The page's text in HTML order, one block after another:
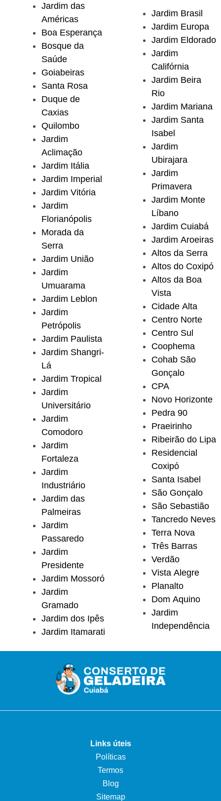
Jardim das
Américas
Boa Esperança
Bosque da
Saúde
Goiabeiras
Santa Rosa
Duque de
Caxias
Quilombo
Jardim
Aclimação
Jardim Itália
Jardim Imperial
Jardim Vitória
Jardim
Florianópolis
Morada da
Serra
Jardim União
Jardim
Umuarama
Jardim Leblon
Jardim
Petrópolis
Jardim Paulista
Jardim Shangri-
Lá
Jardim Tropical
Jardim
Universitário
Jardim
Comodoro
Jardim
Fortaleza
Jardim
Industriário
Jardim das
Palmeiras
Jardim
Passaredo
Jardim
Presidente
Jardim Mossoró
Jardim
Gramado
Jardim dos Ipês
Jardim Itamarati
Jardim Brasil
Jardim Europa
Jardim Eldorado
Jardim
Califórnia
Jardim Beira
Rio
Jardim Mariana
Jardim Santa
Isabel
Jardim
Ubirajara
Jardim
Primavera
Jardim Monte
Líbano
Jardim Cuiabá
Jardim Aroeiras
Altos da Serra
Altos do Coxipó
Altos da Boa
Vista
Cidade Alta
Centro Norte
Centro Sul
Coophema
Cohab São
Gonçalo
CPA
Novo Horizonte
Pedra 90
Praeirinho
Ribeirão do Lipa
Residencial
Coxipó
Santa Isabel
São Gonçalo
São Sebastião
Tancredo Neves
Terra Nova
Três Barras
Verdão
Vista Alegre
Planalto
Dom Aquino
Jardim
Independência
Links úteis
Políticas
Termos
Blog
Sitemap